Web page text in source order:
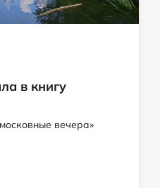
в книгу
вечера»